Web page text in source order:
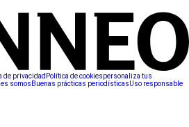
de privacidad Política de cookiespersonaliza tus
somos Buenas prácticas periodísticasUso responsable